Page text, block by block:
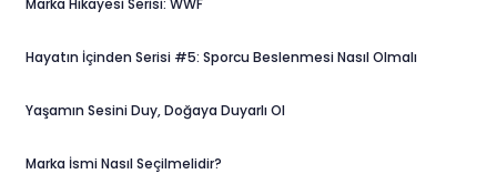
Hayatın İçinden Serisi #5: Sporcu Beslenmesi Nasıl Olmalı
Yaşamın Sesini Duy, Doğaya Duyarlı Ol
Marka İsmi Nasıl Seçilmelidir?